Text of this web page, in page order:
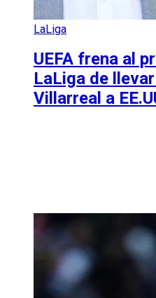
LaLiga
UEFA frena al
LaLiga de
Villarreal a